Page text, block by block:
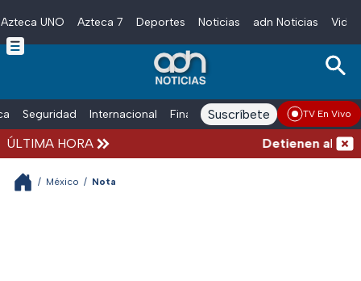
Skip to main content
Azteca UNO Azteca 7 Deportes Noticias adn Noticias
Seguridad Internacional Finanzas adn Noticias Radio
Suscríbete TV En Vivo
ÚLTIMA HORA Detienen al
/ México / Nota